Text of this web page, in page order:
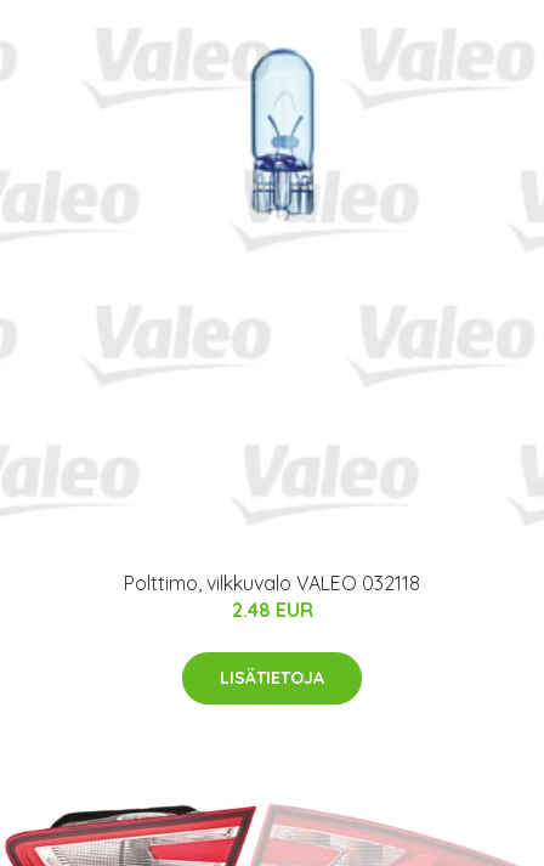
Polttimo, vilkkuvalo VALEO 032118
2.48 EUR
LISÄTIETOJA